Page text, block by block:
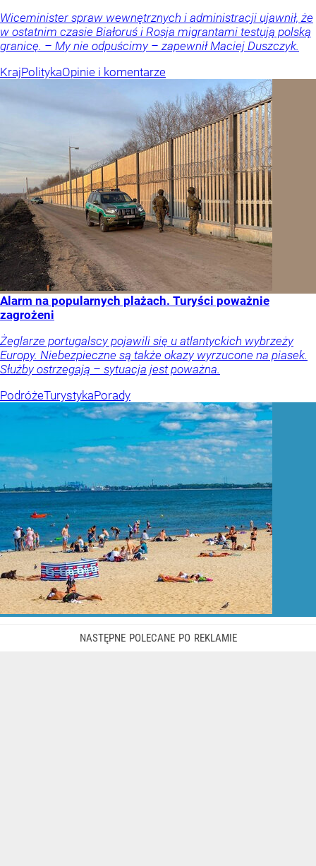
Wiceminister spraw wewnętrznych i administracji ujawnił, że
w ostatnim czasie Białoruś i Rosja migrantami testują polską
granicę. – My nie odpuścimy – zapewnił Maciej Duszczyk.
KrajPolitykaOpinie i komentarze
Alarm na popularnych plażach. Turyści poważnie
zagrożeni
Żeglarze portugalscy pojawili się u atlantyckich wybrzeży
Europy. Niebezpieczne są także okazy wyrzucone na piasek.
Służby ostrzegają – sytuacja jest poważna.
PodróżeTurystykaPorady